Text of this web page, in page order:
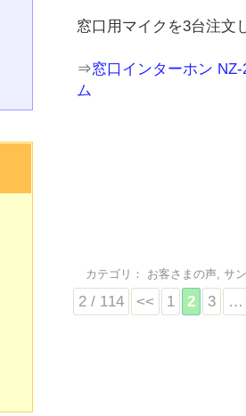
窓口用マイクを3台注文
⇒窓口インターホン
ム
カテゴリ： お客さまの声 ,サ
2 / 114 << 1 2 3 …